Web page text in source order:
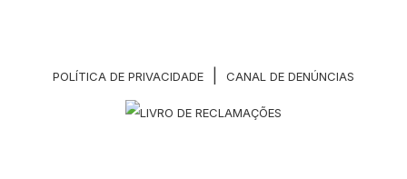
POLÍTICA DE PRIVACIDADE CANAL DE DENÚNCIAS